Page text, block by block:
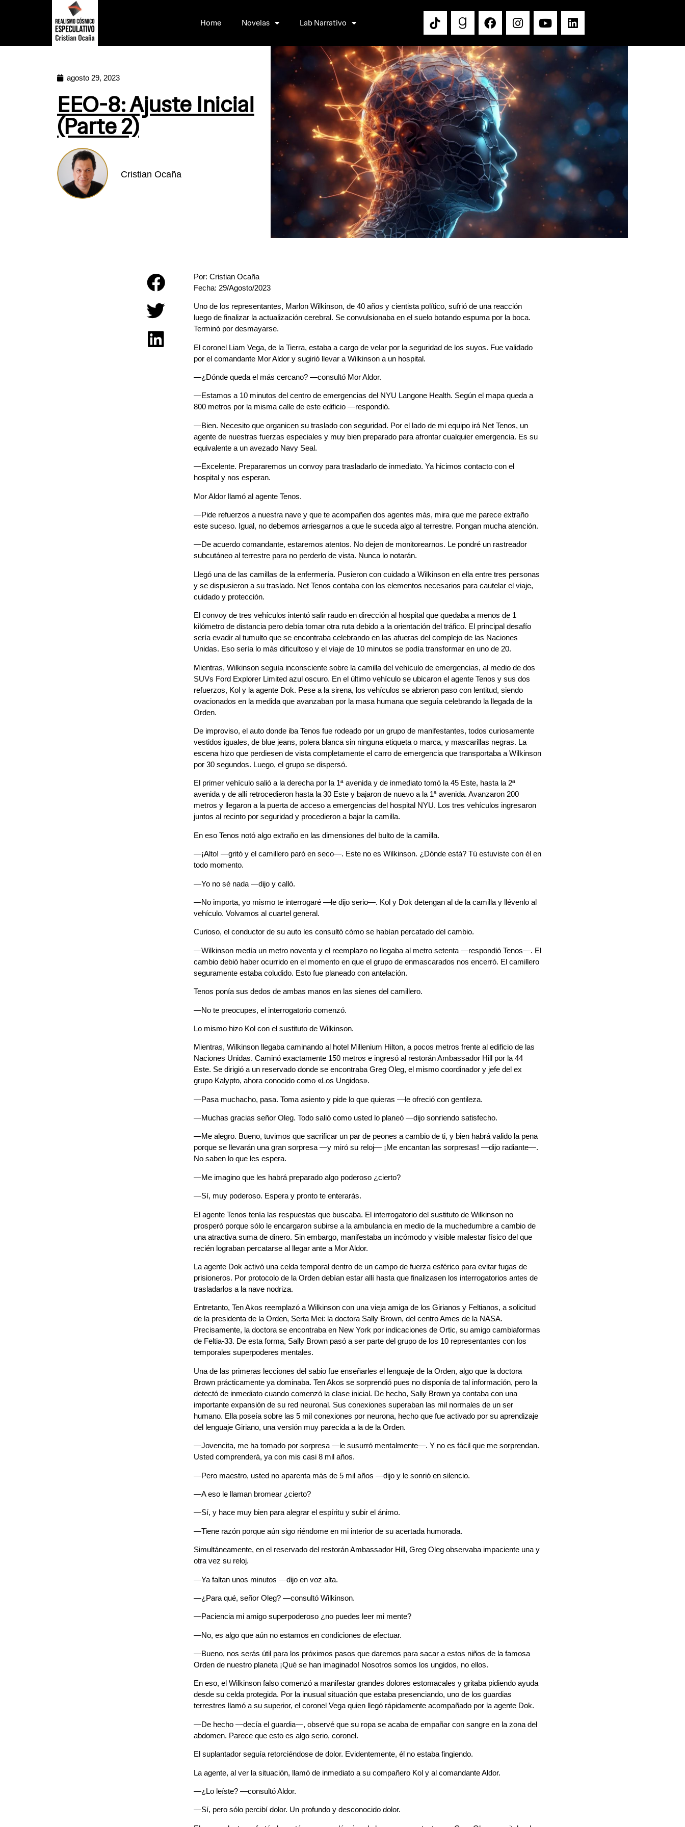
Home Novelas Lab Narrativo
agosto 29, 2023
EEO-8: Ajuste Inicial
(Parte 2)
Cristian Ocaña
Por: Cristian Ocaña
Fecha: 29/Agosto/2023
Uno de los representantes, Marlon Wilkinson, de 40 años y cientista político, sufrió de una reacción
luego de finalizar la actualización cerebral. Se convulsionaba en el suelo botando espuma por la boca.
Terminó por desmayarse.
El coronel Liam Vega, de la Tierra, estaba a cargo de velar por la seguridad de los suyos. Fue validado
por el comandante Mor Aldor y sugirió llevar a Wilkinson a un hospital.
—¿Dónde queda el más cercano? —consultó Mor Aldor.
—Estamos a 10 minutos del centro de emergencias del NYU Langone Health. Según el mapa queda a
800 metros por la misma calle de este edificio —respondió.
—Bien. Necesito que organicen su traslado con seguridad. Por el lado de mi equipo irá Net Tenos, un
agente de nuestras fuerzas especiales y muy bien preparado para afrontar cualquier emergencia. Es su
equivalente a un avezado Navy Seal.
—Excelente. Prepararemos un convoy para trasladarlo de inmediato. Ya hicimos contacto con el
hospital y nos esperan.
Mor Aldor llamó al agente Tenos.
—Pide refuerzos a nuestra nave y que te acompañen dos agentes más, mira que me parece extraño
este suceso. Igual, no debemos arriesgarnos a que le suceda algo al terrestre. Pongan mucha atención.
—De acuerdo comandante, estaremos atentos. No dejen de monitorearnos. Le pondré un rastreador
subcutáneo al terrestre para no perderlo de vista. Nunca lo notarán.
Llegó una de las camillas de la enfermería. Pusieron con cuidado a Wilkinson en ella entre tres personas
y se dispusieron a su traslado. Net Tenos contaba con los elementos necesarios para cautelar el viaje,
cuidado y protección.
El convoy de tres vehículos intentó salir raudo en dirección al hospital que quedaba a menos de 1
kilómetro de distancia pero debía tomar otra ruta debido a la orientación del tráfico. El principal desafío
sería evadir al tumulto que se encontraba celebrando en las afueras del complejo de las Naciones
Unidas. Eso sería lo más dificultoso y el viaje de 10 minutos se podía transformar en uno de 20.
Mientras, Wilkinson seguía inconsciente sobre la camilla del vehículo de emergencias, al medio de dos
SUVs Ford Explorer Limited azul oscuro. En el último vehículo se ubicaron el agente Tenos y sus dos
refuerzos, Kol y la agente Dok. Pese a la sirena, los vehículos se abrieron paso con lentitud, siendo
ovacionados en la medida que avanzaban por la masa humana que seguía celebrando la llegada de la
Orden.
De improviso, el auto donde iba Tenos fue rodeado por un grupo de manifestantes, todos curiosamente
vestidos iguales, de blue jeans, polera blanca sin ninguna etiqueta o marca, y mascarillas negras. La
escena hizo que perdiesen de vista completamente el carro de emergencia que transportaba a Wilkinson
por 30 segundos. Luego, el grupo se dispersó.
El primer vehículo salió a la derecha por la 1ª avenida y de inmediato tomó la 45 Este, hasta la 2ª
avenida y de allí retrocedieron hasta la 30 Este y bajaron de nuevo a la 1ª avenida. Avanzaron 200
metros y llegaron a la puerta de acceso a emergencias del hospital NYU. Los tres vehículos ingresaron
juntos al recinto por seguridad y procedieron a bajar la camilla.
En eso Tenos notó algo extraño en las dimensiones del bulto de la camilla.
—¡Alto! —gritó y el camillero paró en seco—. Este no es Wilkinson. ¿Dónde está? Tú estuviste con él en
todo momento.
—Yo no sé nada —dijo y calló.
—No importa, yo mismo te interrogaré —le dijo serio—. Kol y Dok detengan al de la camilla y llévenlo al
vehículo. Volvamos al cuartel general.
Curioso, el conductor de su auto les consultó cómo se habían percatado del cambio.
—Wilkinson medía un metro noventa y el reemplazo no llegaba al metro setenta —respondió Tenos—. El
cambio debió haber ocurrido en el momento en que el grupo de enmascarados nos encerró. El camillero
seguramente estaba coludido. Esto fue planeado con antelación.
Tenos ponía sus dedos de ambas manos en las sienes del camillero.
—No te preocupes, el interrogatorio comenzó.
Lo mismo hizo Kol con el sustituto de Wilkinson.
Mientras, Wilkinson llegaba caminando al hotel Millenium Hilton, a pocos metros frente al edificio de las
Naciones Unidas. Caminó exactamente 150 metros e ingresó al restorán Ambassador Hill por la 44
Este. Se dirigió a un reservado donde se encontraba Greg Oleg, el mismo coordinador y jefe del ex
grupo Kalypto, ahora conocido como «Los Ungidos».
—Pasa muchacho, pasa. Toma asiento y pide lo que quieras —le ofreció con gentileza.
—Muchas gracias señor Oleg. Todo salió como usted lo planeó —dijo sonriendo satisfecho.
—Me alegro. Bueno, tuvimos que sacrificar un par de peones a cambio de ti, y bien habrá valido la pena
porque se llevarán una gran sorpresa —y miró su reloj— ¡Me encantan las sorpresas! —dijo radiante—.
No saben lo que les espera.
—Me imagino que les habrá preparado algo poderoso ¿cierto?
—Sí, muy poderoso. Espera y pronto te enterarás.
El agente Tenos tenía las respuestas que buscaba. El interrogatorio del sustituto de Wilkinson no
prosperó porque sólo le encargaron subirse a la ambulancia en medio de la muchedumbre a cambio de
una atractiva suma de dinero. Sin embargo, manifestaba un incómodo y visible malestar físico del que
recién lograban percatarse al llegar ante a Mor Aldor.
La agente Dok activó una celda temporal dentro de un campo de fuerza esférico para evitar fugas de
prisioneros. Por protocolo de la Orden debían estar allí hasta que finalizasen los interrogatorios antes de
trasladarlos a la nave nodriza.
Entretanto, Ten Akos reemplazó a Wilkinson con una vieja amiga de los Girianos y Feltianos, a solicitud
de la presidenta de la Orden, Serta Mei: la doctora Sally Brown, del centro Ames de la NASA.
Precisamente, la doctora se encontraba en New York por indicaciones de Ortic, su amigo cambiaformas
de Feltia-33. De esta forma, Sally Brown pasó a ser parte del grupo de los 10 representantes con los
temporales superpoderes mentales.
Una de las primeras lecciones del sabio fue enseñarles el lenguaje de la Orden, algo que la doctora
Brown prácticamente ya dominaba. Ten Akos se sorprendió pues no disponía de tal información, pero la
detectó de inmediato cuando comenzó la clase inicial. De hecho, Sally Brown ya contaba con una
importante expansión de su red neuronal. Sus conexiones superaban las mil normales de un ser
humano. Ella poseía sobre las 5 mil conexiones por neurona, hecho que fue activado por su aprendizaje
del lenguaje Giriano, una versión muy parecida a la de la Orden.
—Jovencita, me ha tomado por sorpresa —le susurró mentalmente—. Y no es fácil que me sorprendan.
Usted comprenderá, ya con mis casi 8 mil años.
—Pero maestro, usted no aparenta más de 5 mil años —dijo y le sonrió en silencio.
—A eso le llaman bromear ¿cierto?
—Sí, y hace muy bien para alegrar el espíritu y subir el ánimo.
—Tiene razón porque aún sigo riéndome en mi interior de su acertada humorada.
Simultáneamente, en el reservado del restorán Ambassador Hill, Greg Oleg observaba impaciente una y
otra vez su reloj.
—Ya faltan unos minutos —dijo en voz alta.
—¿Para qué, señor Oleg? —consultó Wilkinson.
—Paciencia mi amigo superpoderoso ¿no puedes leer mi mente?
—No, es algo que aún no estamos en condiciones de efectuar.
—Bueno, nos serás útil para los próximos pasos que daremos para sacar a estos niños de la famosa
Orden de nuestro planeta ¡Qué se han imaginado! Nosotros somos los ungidos, no ellos.
En eso, el Wilkinson falso comenzó a manifestar grandes dolores estomacales y gritaba pidiendo ayuda
desde su celda protegida. Por la inusual situación que estaba presenciando, uno de los guardias
terrestres llamó a su superior, el coronel Vega quien llegó rápidamente acompañado por la agente Dok.
—De hecho —decía el guardia—, observé que su ropa se acaba de empañar con sangre en la zona del
abdomen. Parece que esto es algo serio, coronel.
El suplantador seguía retorciéndose de dolor. Evidentemente, él no estaba fingiendo.
La agente, al ver la situación, llamó de inmediato a su compañero Kol y al comandante Aldor.
—¿Lo leíste? —consultó Aldor.
—Sí, pero sólo percibí dolor. Un profundo y desconocido dolor.